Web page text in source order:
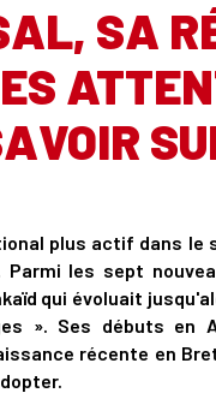
SA
plus actif dans le
les sept
qui évoluait
». Ses débuts en
récente en